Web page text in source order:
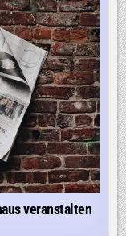
veranstalten